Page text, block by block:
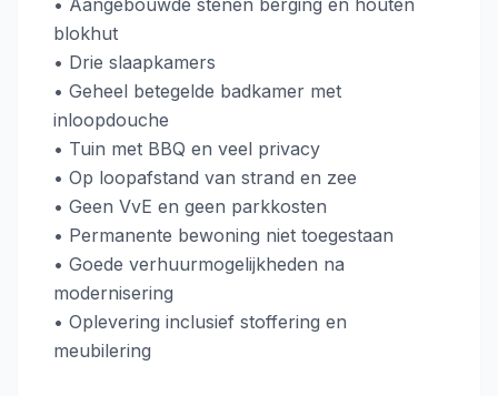
• Aangebouwde stenen berging en houten
blokhut
• Drie slaapkamers
• Geheel betegelde badkamer met
inloopdouche
• Tuin met BBQ en veel privacy
• Op loopafstand van strand en zee
• Geen VvE en geen parkkosten
• Permanente bewoning niet toegestaan
• Goede verhuurmogelijkheden na
modernisering
• Oplevering inclusief stoffering en
meubilering